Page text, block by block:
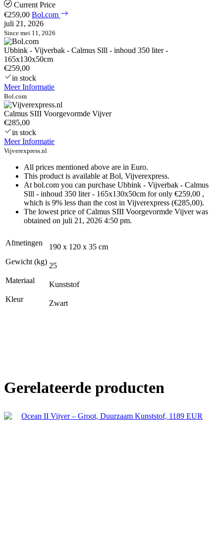
Current Price
€259,00 Bol.com
juli 21, 2026
Since mei 11, 2026
Ubbink - Vijverbak - Calmus Slll - inhoud 350 liter -
165x130x50cm
€259,00
in stock
Meer Informatie
Bol.com
Calmus SIII Voorgevormde Vijver
€285,00
in stock
Meer Informatie
Vijverexpress.nl
All prices mentioned above are in Euro.
This product is available at Bol, Vijverexpress.
At bol.com you can purchase Ubbink - Vijverbak - Calmus
Slll - inhoud 350 liter - 165x130x50cm for only €259,00 ,
which is 9% less than the cost in Vijverexpress (€285,00).
The lowest price of Calmus SIII Voorgevormde Vijver was
obtained on juli 21, 2026 4:50 pm.
Afmetingen
190 x 120 x 35 cm
Gewicht (kg) 25
Materiaal
Kunststof
Kleur
Zwart
Gerelateerde producten